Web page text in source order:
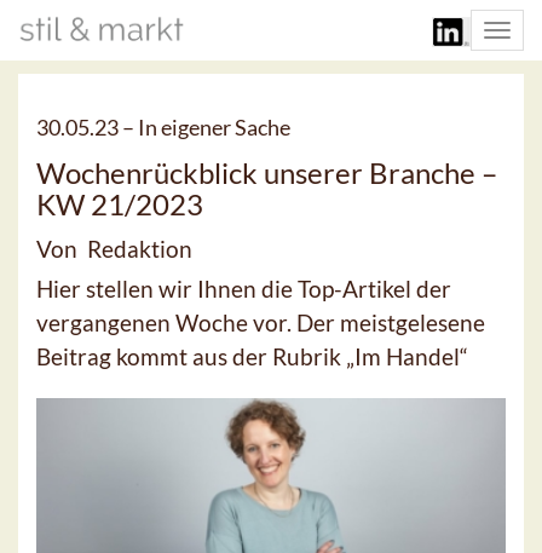
30.05.23 – In eigener Sache
Wochenrückblick unserer Branche –
KW 21/2023
Von Redaktion
Hier stellen wir Ihnen die Top-Artikel der
vergangenen Woche vor. Der meistgelesene
Beitrag kommt aus der Rubrik „Im Handel“